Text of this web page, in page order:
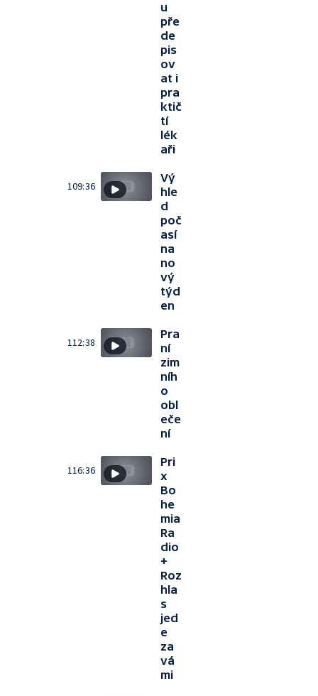
u
pře
de
pis
ov
at i
pra
ktič
tí
lék
aři
109:36
Vý
hle
d
poč
así
na
no
vý
týd
en
112:38
Pra
ní
zim
níh
o
obl
eče
ní
116:36
Pri
x
Bo
he
mia
Ra
dio
+
Roz
hla
s
jed
e
za
vá
mi